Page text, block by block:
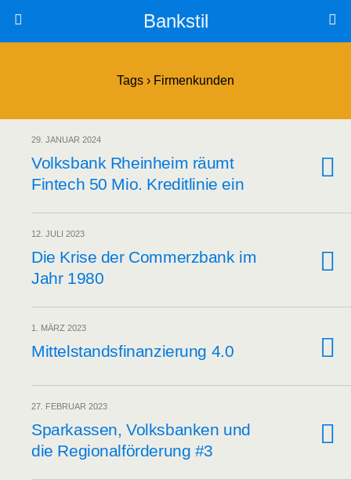
Bankstil
Tags › Firmenkunden
29. JANUAR 2024
Volks­bank Rhein­heim räumt
Fin­tech 50 Mio. Kre­dit­li­nie ein
12. JULI 2023
Die Kri­se der Com­merz­bank im
Jahr 1980
1. MÄRZ 2023
Mit­tel­stands­fi­nan­zie­rung 4.0
27. FEBRUAR 2023
Spar­kas­sen, Volks­ban­ken und
die Regio­nal­för­de­rung #3